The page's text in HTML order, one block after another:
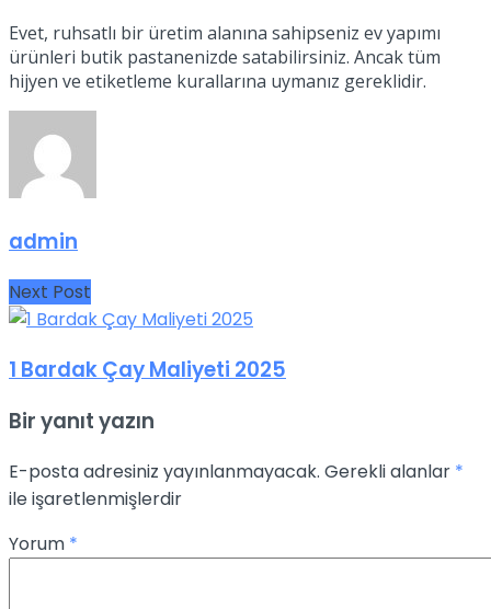
Evet, ruhsatlı bir üretim alanına sahipseniz ev yapımı
ürünleri butik pastanenizde satabilirsiniz. Ancak tüm
hijyen ve etiketleme kurallarına uymanız gereklidir.
admin
Next Post
1 Bardak Çay Maliyeti 2025
Bir yanıt yazın
E-posta adresiniz yayınlanmayacak. Gerekli alanlar *
ile işaretlenmişlerdir
Yorum *